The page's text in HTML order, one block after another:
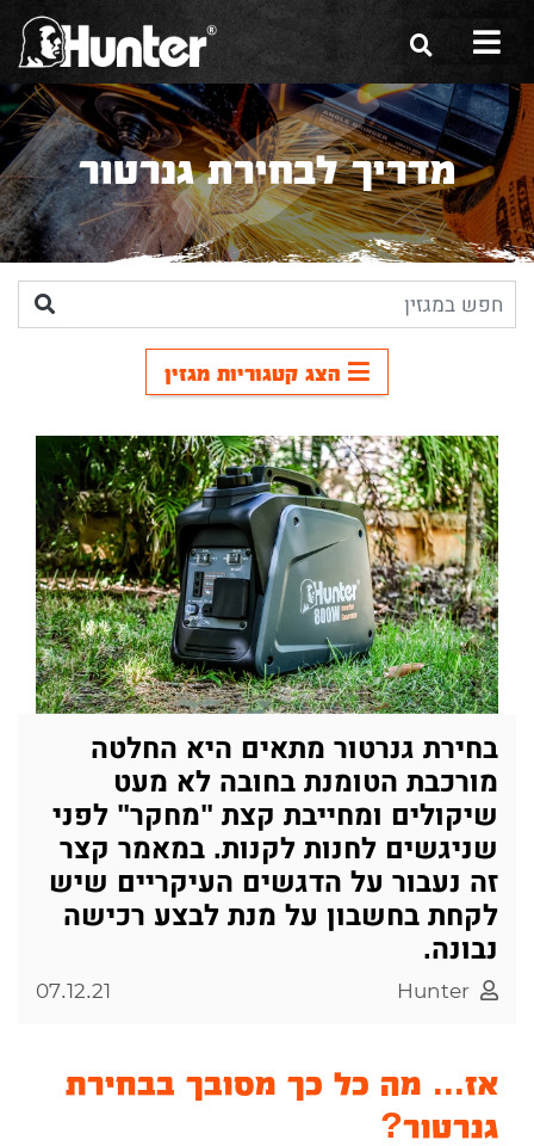
הסיפור שלנו
הכלים שלנו
תערוכות
משווקים
שירות ואחריות
צור קשר
מדריך לבחירת גנרטור
הצג קטגוריות מגזין
בחירת גנרטור מתאים היא החלטה
מורכבת הטומנת בחובה לא מעט
שיקולים ומחייבת קצת "מחקר" לפני
שניגשים לחנות לקנות. במאמר קצר
זה נעבור על הדגשים העיקריים שיש
לקחת בחשבון על מנת לבצע רכישה
נבונה.
Hunter
07.12.21
אז... מה כל כך מסובך בבחירת
גנרטור?